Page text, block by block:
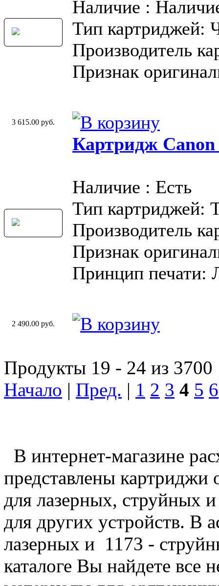
Наличие :
Тип картриджей:
Производитель
Признак
3 615.00 руб.
Картридж Canon
Наличие : Есть
Тип картриджей:
Производитель
Признак
Принцип печати:
2 490.00 руб.
Продукты 19 - 24 из 3700
Начало | Пред. | 1 2 3 4 5 6
В интернет-магазине
представлены
для лазерных, струйных
для других устройств. В
лазерных и 1173 -
каталоге Вы найдете все